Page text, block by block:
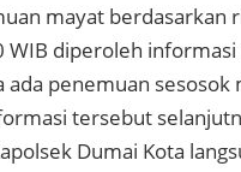
mayat berdasarkan
diperoleh
ada penemuan
tersebut
Dumai Kota